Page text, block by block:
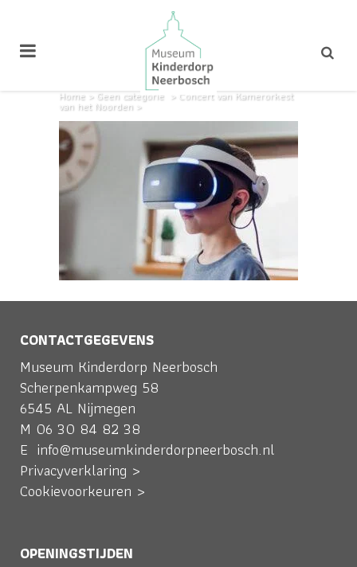
Home > Geen categorie > Concert van Kamerorkest
van het Noorden >
CONTACTGEGEVENS
Museum Kinderdorp Neerbosch
Scherpenkampweg 58
6545 AL Nijmegen
M 06 30 84 82 38
E info@museumkinderdorpneerbosch.nl
Privacyverklaring >
Cookievoorkeuren >
OPENINGSTIJDEN